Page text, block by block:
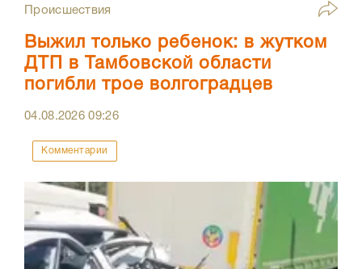
Происшествия
Выжил только ребенок: в жутком
ДТП в Тамбовской области
погибли трое волгоградцев
04.08.202609:26
Комментарии